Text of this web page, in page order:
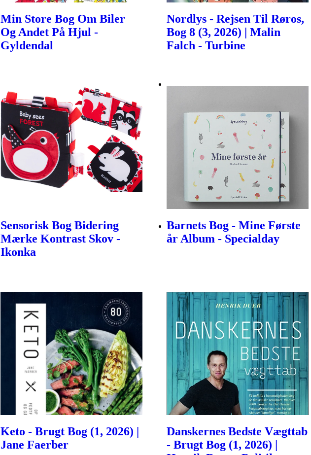
Min Store Bog Om Biler
Og Andet På Hjul -
Gyldendal
Nordlys - Rejsen Til Røros,
Bog 8 (3, 2026) | Malin
Falch - Turbine
Sensorisk Bog Bidering
Mærke Kontrast Skov -
Ikonka
Barnets Bog - Mine Første
år Album - Specialday
Keto - Brugt Bog (1, 2026) |
Jane Faerber
Danskernes Bedste Vægttab
- Brugt Bog (1, 2026) |